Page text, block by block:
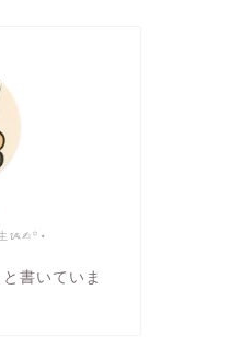
生ᝰ✍︎꙳⋆
書いていま